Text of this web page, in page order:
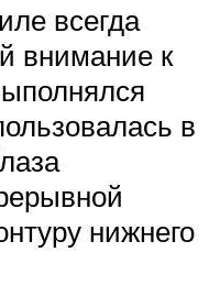
всегда
внимание к
в
нижнего